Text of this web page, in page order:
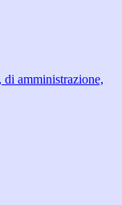
amministrazione,